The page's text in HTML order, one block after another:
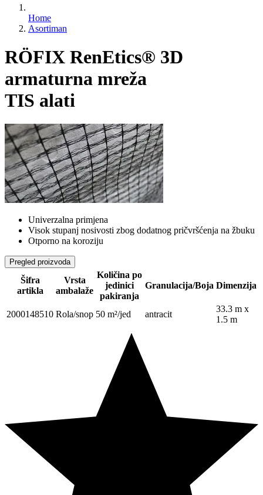
Home
Asortiman
RÖFIX RenEtics® 3D
armaturna mreža
TIS alati
Univerzalna primjena
Visok stupanj nosivosti zbog dodatnog pričvršćenja na žbuku
Otporno na koroziju
Pregled proizvoda
Šifra
artikla
Vrsta
ambalaže
Količina po
jedinici
pakiranja
Granulacija/Boja Dimenzija
2000148510 Rola/snop 50 m²/jed antracit
33.3 m x
1.5 m